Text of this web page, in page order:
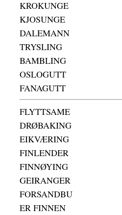
KROKUNGE
KJOSUNGE
DALEMANN
TRYSLING
BAMBLING
OSLOGUTT
FANAGUTT
FLYTTSAME
DRØBAKING
EIKVÆRING
FINLENDER
FINNØYING
GEIRANGER
FORSANDBU
ER FINNEN